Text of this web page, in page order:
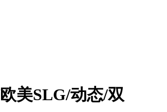
美SLG/动态/双